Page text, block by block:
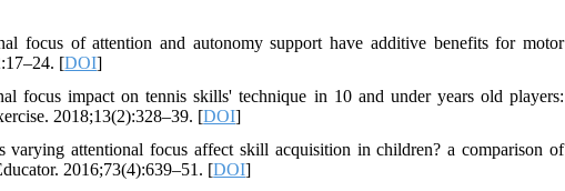
focus of attention and autonomy support have additive benefits for motor
[DOI]
focus impact on tennis skills' technique in 10 and under years old players:
2018;13(2):328–39. [DOI]
attentional focus affect skill acquisition in children? a comparison of
2016;73(4):639–51. [DOI]